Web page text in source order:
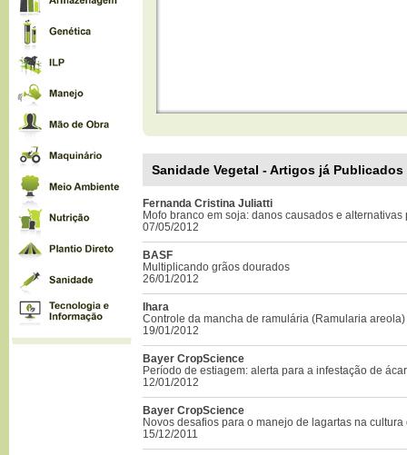
Sanidade Vegetal - Artigos já Publicados
Fernanda Cristina Juliatti
Mofo branco em soja: danos causados e
07/05/2012
BASF
Multiplicando grãos dourados
26/01/2012
Ihara
Controle da mancha de ramulária (Ramularia
19/01/2012
Bayer CropScience
Período de estiagem: alerta para a infestação de
12/01/2012
Bayer CropScience
Novos desafios para o manejo de lagartas na cultura
15/12/2011